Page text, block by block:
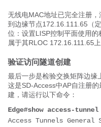
无线电MAC地址已完全注册
到边缘节点172.16.111.65（
位：设置LISP控制平面使用
属于其RLOC 172.16.111.65上
验证访问隧道创建
最后一步是检验交换矩阵边缘
这是SD-Access中AP自注册
建，请运行以下命令：
Edge#show access-tunnel
Access Tunnels